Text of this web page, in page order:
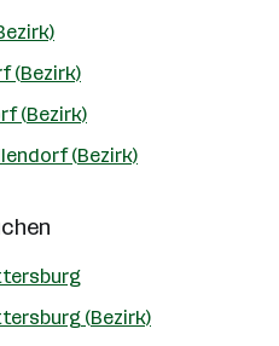
(Bezirk)
(Bezirk)
(Bezirk)
(Bezirk)